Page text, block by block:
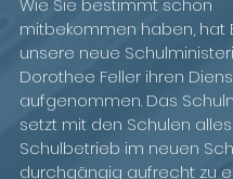
Wie Sie bestimmt schon
mitbekommen haben, hat
unsere neue
Dorothee Feller ihren
aufgenommen. Das
setzt mit den Schulen
Schulbetrieb im neuen
durchgängig aufrecht zu